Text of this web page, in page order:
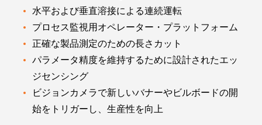
水平および垂直溶接による連続運転
プロセス監視用オペレーター・プラットフォーム
正確な製品測定のための長さカット
パラメータ精度を維持するために設計されたエッ
ジセンシング
ビジョンカメラで新しいバナーやビルボードの開
始をトリガーし、生産性を向上